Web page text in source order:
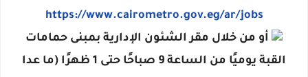
https://www.cairometro.gov.eg/ar/jobs
أو من خلال مقر الشئون الإدارية بمبنى حمامات
القبة يوميًا من الساعة 9 صباحًا حتى 1 ظهرًا (ما عدا